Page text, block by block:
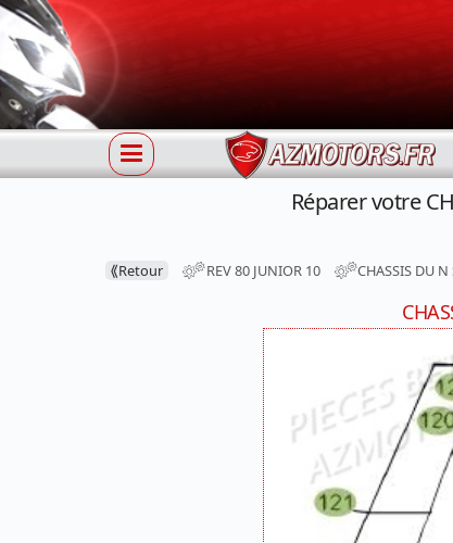
Réparer votre
⟪Retour REV 80 JUNIOR 10 CHASSIS DU